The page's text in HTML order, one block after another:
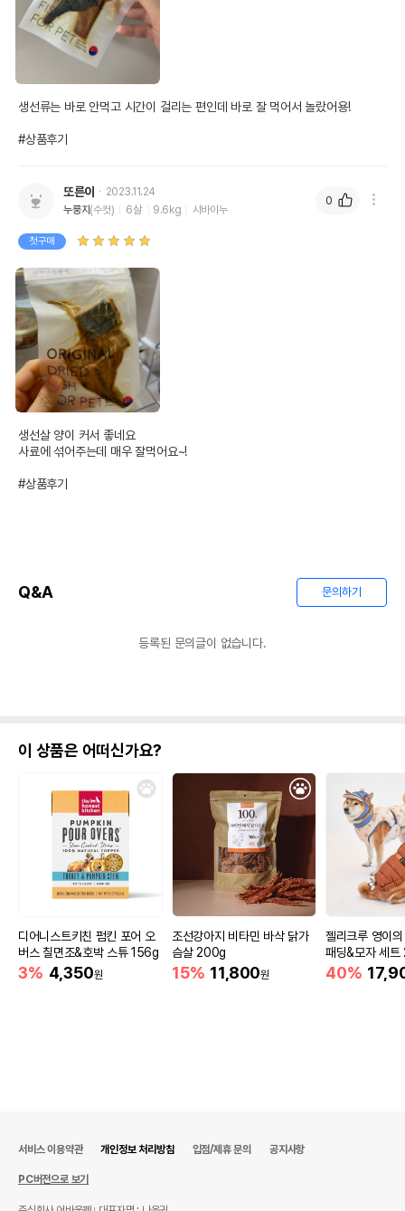
생선류는 바로 안먹고 시간이 걸리는 편인데 바로 잘 먹어서 놀랐어용!
#상품후기
또른이
2023.11.24
누룽지(수컷) 6살 9.6kg 시바이누
첫구매
생선살 양이 커서 좋네요
사료에 섞어주는데 매우 잘먹어요~!
#상품후기
0
Q&A 문의하기
등록된 문의글이 없습니다.
이 상품은 어떠신가요?
디어니스트키친 펌킨 포어 오
버스 칠면조&호박 스튜 156g
3% 4,350원
조선강아지 비타민 바삭 닭가
슴살 200g
15% 11,800원
젤리크루 영이
패딩&모자 세
40%
서비스 이용약관 개인정보 처리방침 입점/제휴 문의 공지사항
PC버전으로 보기